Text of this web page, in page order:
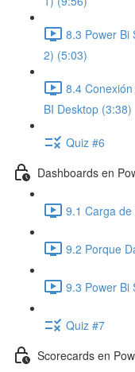
8.3 Power Bi
2) (5:03)
8.4
BI Desktop (3:38)
Quiz #6
Dashboards en
9.1 Carga
9.2 Porque
9.3 Power Bi
Quiz #7
Scorecards en